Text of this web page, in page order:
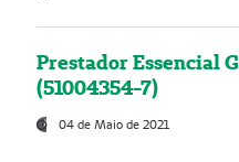
Prestador Essencial
(51004354-7)
04 de Maio de 2021